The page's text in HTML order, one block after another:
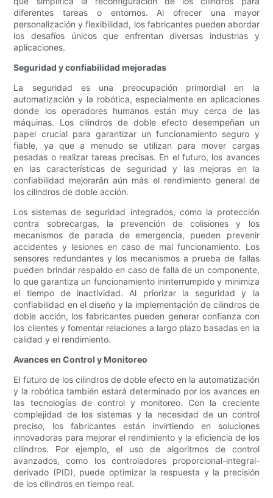
diferentes tareas o entornos. Al ofrecer una mayor
personalización y flexibilidad, los fabricantes pueden abordar
los desafíos únicos que enfrentan diversas industrias y
aplicaciones.
Seguridad y confiabilidad mejoradas
La seguridad es una preocupación primordial en la
automatización y la robótica, especialmente en aplicaciones
donde los operadores humanos están muy cerca de las
máquinas. Los cilindros de doble efecto desempeñan un
papel crucial para garantizar un funcionamiento seguro y
fiable, ya que a menudo se utilizan para mover cargas
pesadas o realizar tareas precisas. En el futuro, los avances
en las características de seguridad y las mejoras en la
confiabilidad mejorarán aún más el rendimiento general de
los cilindros de doble acción.
Los sistemas de seguridad integrados, como la protección
contra sobrecargas, la prevención de colisiones y los
mecanismos de parada de emergencia, pueden prevenir
accidentes y lesiones en caso de mal funcionamiento. Los
sensores redundantes y los mecanismos a prueba de fallas
pueden brindar respaldo en caso de falla de un componente,
lo que garantiza un funcionamiento ininterrumpido y minimiza
el tiempo de inactividad. Al priorizar la seguridad y la
confiabilidad en el diseño y la implementación de cilindros de
doble acción, los fabricantes pueden generar confianza con
los clientes y fomentar relaciones a largo plazo basadas en la
calidad y el rendimiento.
Avances en Control y Monitoreo
El futuro de los cilindros de doble efecto en la automatización
y la robótica también estará determinado por los avances en
las tecnologías de control y monitoreo. Con la creciente
complejidad de los sistemas y la necesidad de un control
preciso, los fabricantes están invirtiendo en soluciones
innovadoras para mejorar el rendimiento y la eficiencia de los
cilindros. Por ejemplo, el uso de algoritmos de control
avanzados, como los controladores proporcional-integral-
derivado (PID), puede optimizar la respuesta y la precisión
de los cilindros en tiempo real.